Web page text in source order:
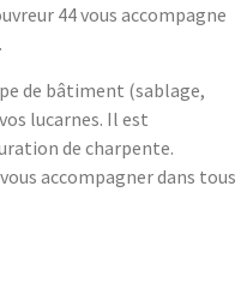
44 vous accompagne
de bâtiment (sablage,
lucarnes. Il est
de charpente.
accompagner dans tous